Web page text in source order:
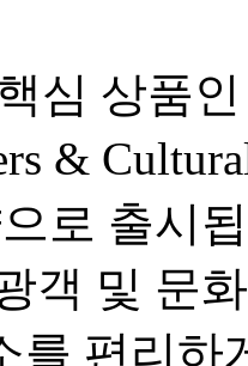
심 상품
&
로 출시
객 및 문
를 편리하